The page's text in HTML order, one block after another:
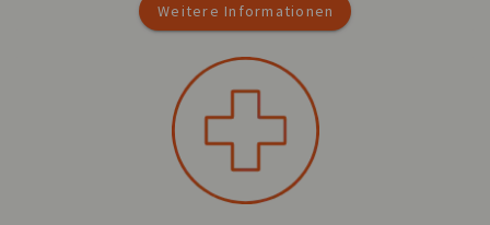
Weitere Informationen